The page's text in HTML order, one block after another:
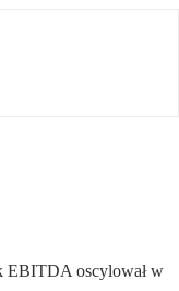
EBITDA oscylował w